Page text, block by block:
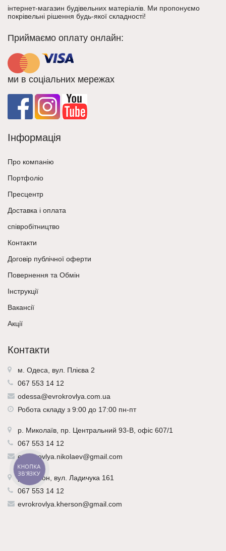
інтернет-магазин будівельних матеріалів. Ми пропонуємо
покрівельні рішення будь-якої складності!
Приймаємо оплату онлайн:
ми в соціальних мережах
Інформація
Про компанію
Портфоліо
Пресцентр
Доставка і оплата
співробітництво
Контакти
Договір публічної оферти
Повернення та Обмін
Інструкції
Вакансії
Акції
Контакти
м. Одеса, вул. Плієва 2
067 553 14 12
odessa@evrokrovlya.com.ua
Робота складу з 9:00 до 17:00 пн-пт
р. Миколаїв , пр. Центральний 93-В, офіс 607/1
067 553 14 12
evrokrovlya.nikolaev@gmail.com
р.Херсон , вул. Ладичука 161
067 553 14 12
evrokrovlya.kherson@gmail.com
КНОПКА
ЗВ'ЯЗКУ